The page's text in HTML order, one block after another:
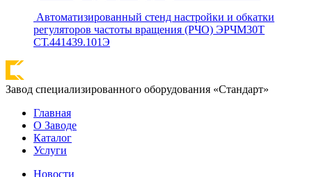
Автоматизированный стенд настройки и обкатки
регуляторов частоты вращения (РЧО) ЭРЧМ30Т
СТ.441439.101Э
Завод специализированного оборудования «Стандарт»
Главная
О Заводе
Каталог
Услуги
Новости